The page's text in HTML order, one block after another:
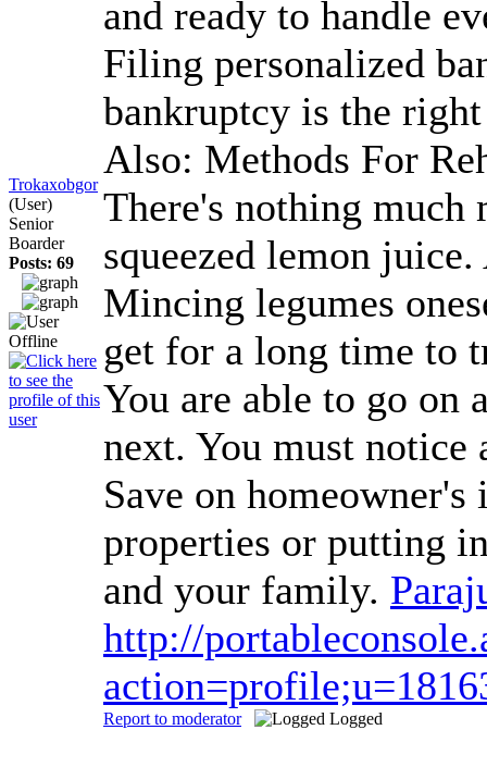
Trokaxobgor
(User)
Senior
Boarder
Posts: 69
and ready to handle
Filing personalized
bankruptcy is the
Also: Methods For
There's nothing much
squeezed lemon
Mincing legumes
get for a long time to
You are able to go on
next. You must notice
Save on
properties or putting
and your family.
http://
Report to moderator Logged